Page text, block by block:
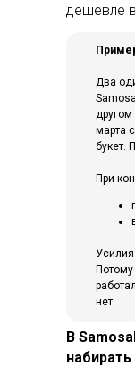
дешевле
Два
марта
букет.
При
нет.
В
набирать